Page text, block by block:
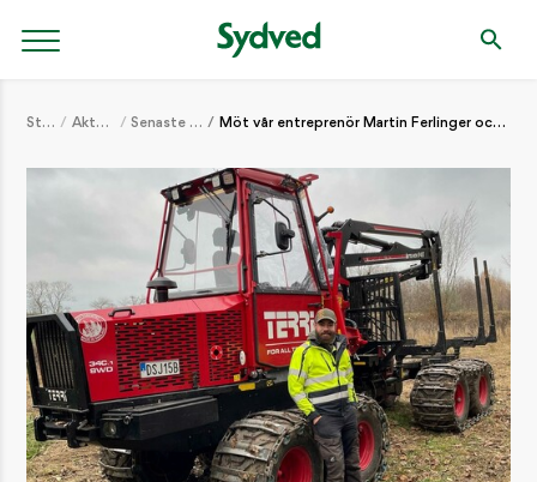
Start Aktuellt Senaste nytt Möt vår entreprenör Martin Ferlinger och hans Terri